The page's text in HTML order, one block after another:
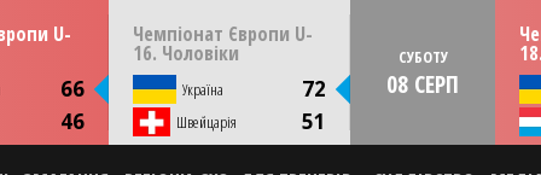
U-
66
46
13:30 Чемпіонат Європи U-
16. Чоловіки
Україна 72
Швейцарія 51
ПʼЯТНИЦЮ 07 серпня 14:30
Скоп'є, Пів. Македонія
НОВИНА
ВІДЕО
СУБОТУ
08 СЕРП